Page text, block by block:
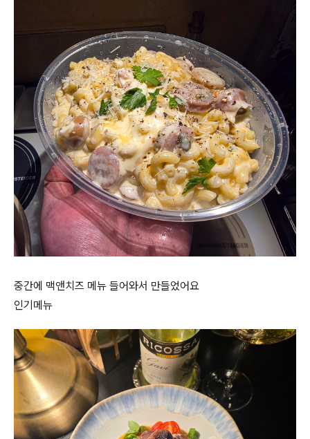
중간에 맥앤치즈 메뉴 들어와서 만들었어요
인기메뉴